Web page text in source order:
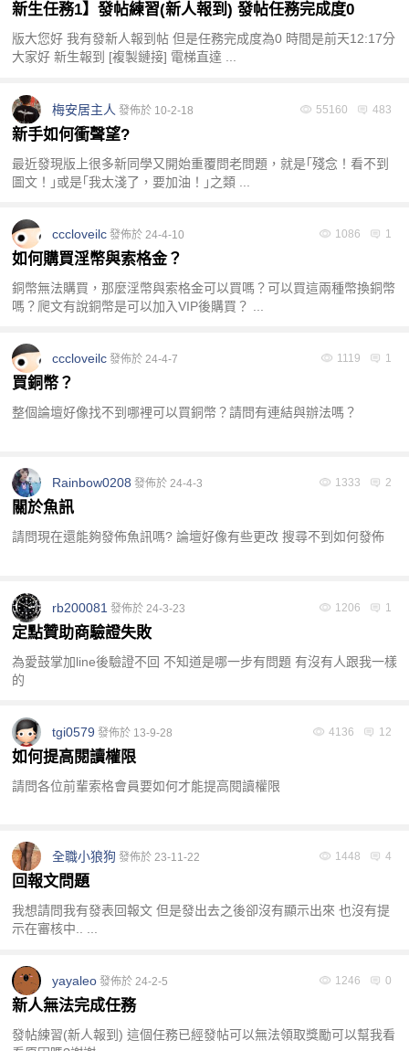
新生任務1】發帖練習(新人報到) 發帖任務完成度0
版大您好 我有發新人報到帖 但是任務完成度為0 時間是前天12:17分
大家好 新生報到 [複製鏈接] 電梯直達 ...
55160 483
梅安居主人 發佈於 10-2-18
新手如何衝聲望?
最近發現版上很多新同學又開始重覆問老問題，就是｢殘念！看不到
圖文！｣或是｢我太淺了，要加油！｣之類 ...
1086 1
cccloveilc 發佈於 24-4-10
如何購買淫幣與索格金？
銅幣無法購買，那麼淫幣與索格金可以買嗎？可以買這兩種幣換銅幣
嗎？爬文有說銅幣是可以加入VIP後購買？ ...
1119 1
cccloveilc 發佈於 24-4-7
買銅幣？
整個論壇好像找不到哪裡可以買銅幣？請問有連結與辦法嗎？
1333 2
Rainbow0208 發佈於 24-4-3
關於魚訊
請問現在還能夠發佈魚訊嗎? 論壇好像有些更改 搜尋不到如何發佈
1206 1
rb200081 發佈於 24-3-23
定點贊助商驗證失敗
為愛鼓掌加line後驗證不回 不知道是哪一步有問題 有沒有人跟我一樣
的
4136 12
tgi0579 發佈於 13-9-28
如何提高閱讀權限
請問各位前輩索格會員要如何才能提高閱讀權限
1448 4
全職小狼狗 發佈於 23-11-22
回報文問題
我想請問我有發表回報文 但是發出去之後卻沒有顯示出來 也沒有提
示在審核中.. ...
1246 0
yayaleo 發佈於 24-2-5
新人無法完成任務
發帖練習(新人報到) 這個任務已經發帖可以無法領取獎勵可以幫我看